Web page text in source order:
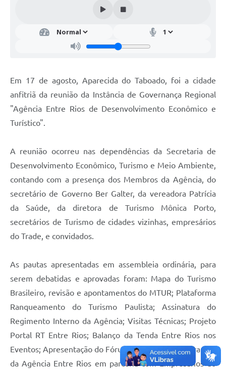
Em 17 de agosto, Aparecida do Taboado, foi a cidade
anfitriã da reunião da Instância de Governança Regional
"Agência Entre Rios de Desenvolvimento Econômico e
Turístico".
A reunião ocorreu nas dependências da Secretaria de
Desenvolvimento Econômico, Turismo e Meio Ambiente,
contando com a presença dos Membros da Agência, do
secretário de Governo Ber Galter, da vereadora Patrícia
da Saúde, da diretora de Turismo Mônica Porto,
secretários de Turismo de cidades vizinhas, empresários
do Trade, e convidados.
As pautas apresentadas em assembleia ordinária, para
serem debatidas e aprovadas foram: Mapa do Turismo
Brasileiro, revisão e apontamentos do MTUR; Plataforma
Ranqueamento do Turismo Paulista; Assinatura do
Regimento Interno da Agência; Visitas Técnicas; Projeto
Portal RT Entre Rios; Balanço da Tenda Entre Rios nos
Eventos; Apresentação do Fórum Regional + Palestrantes
da Agência Entre Rios em parceria com Empresários do